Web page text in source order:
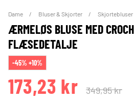
Dame Bluser & Skjorter Skjortebluser
ÆRMELØS BLUSE MED
FLÆSEDETALJE
-45% +10%
173,23 kr 349,95 kr